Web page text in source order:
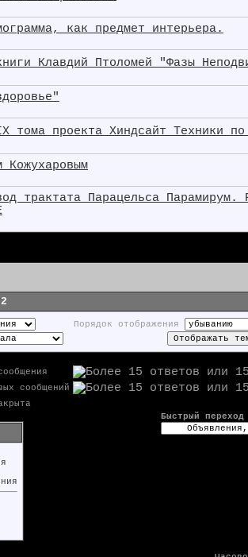
как предмет интерьера.
Клавдий Птоломей "Фазы
тома проекта Хиндсайт Техники по
Кожухаровым
трактата Парацельса
Порядок отображения
сообщений
Быстрый переход